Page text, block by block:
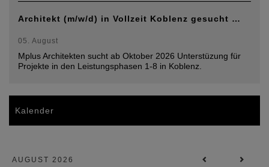
Architekt (m/w/d) in Vollzeit Koblenz gesucht …
05. August
Mplus Architekten sucht ab Oktober 2026 Unterstüzung für
Projekte in den Leistungsphasen 1-8 in Koblenz.
Kalender
AUGUST 2026